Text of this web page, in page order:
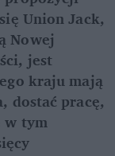
Union Jack,
Nowej
jest
kraju mają
dostać pracę,
w tym